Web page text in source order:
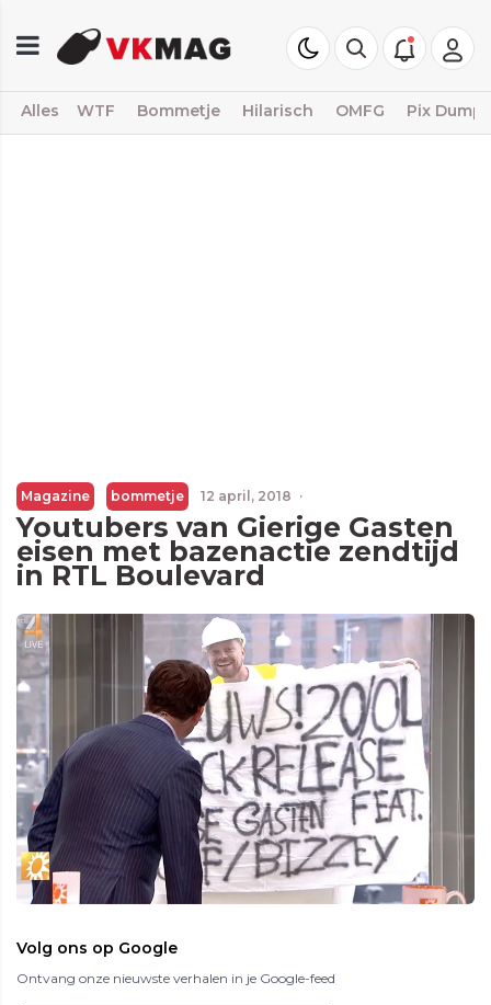
Alles WTF Bommetje Hilarisch OMFG Pix Dump
Magazine bommetje 12 april, 2018 ·
Youtubers van Gierige Gasten
eisen met bazenactie zendtijd
in RTL Boulevard
Volg ons op Google
Ontvang onze nieuwste verhalen in je Google-feed